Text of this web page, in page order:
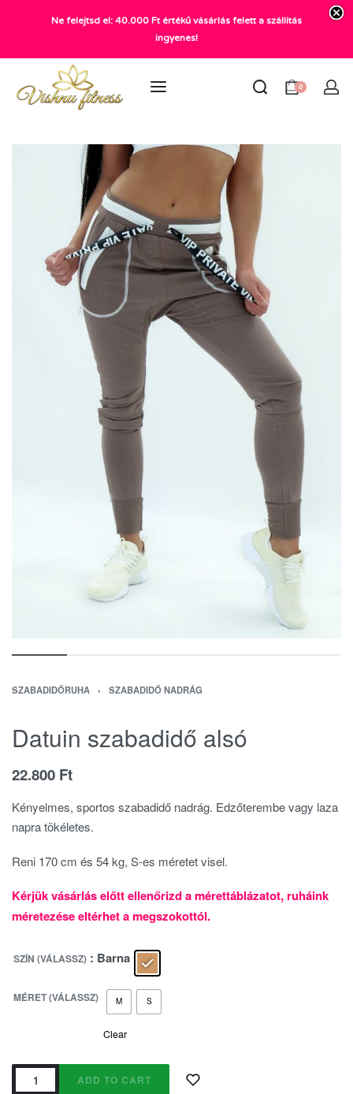
+36 20 372 2969
info@vishnu.hu
0
SZABADIDŐRUHA › SZABADIDŐ NADRÁG
Datuin szabadidő alsó
22.800 Ft
Kényelmes, sportos szabadidő nadrág. Edzőterembe vagy laza
napra tökéletes.
Reni 170 cm és 54 kg, S-es méretet visel.
Kérjük vásárlás előtt ellenőrizd a mérettáblázatot, ruháink
méretezése eltérhet a megszokottól.
SZÍN (VÁLASSZ) : Barna
MÉRET (VÁLASSZ) M S
Clear
ADD TO CART
Ne felejtsd el: 40.000 Ft értékű vásárlás felett a szállítás
ingyenes!